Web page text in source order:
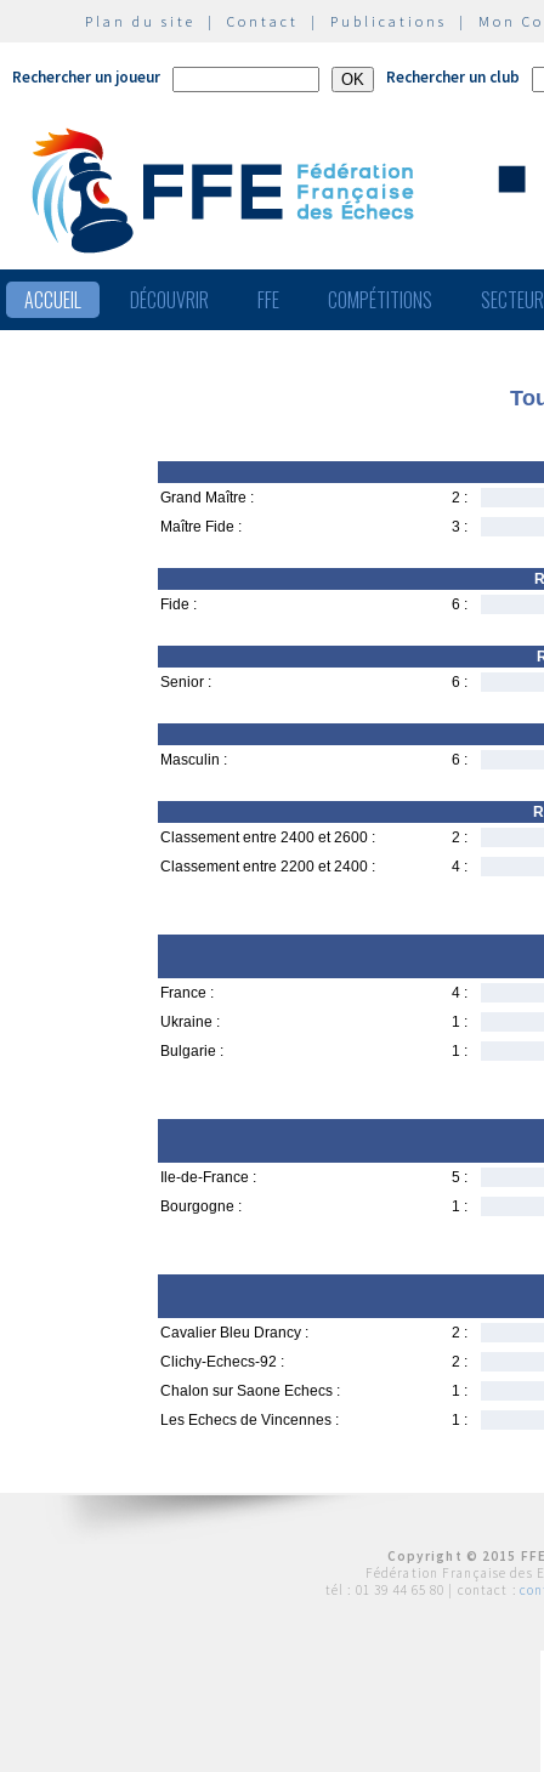
Plan du site | Contact | Publications | Mon
Rechercher un joueur Rechercher un club
ACCUEIL DÉCOUVRIR FFE COMPÉTITIONS
Grand Maître :
2 :
Maître Fide :
3 :
Fide :
6 :
Senior :
6 :
Masculin : 6 :
Classement entre 2400 et 2600 :
2 :
Classement entre 2200 et 2400 :
4 :
France :
4 :
Ukraine :
1 :
Bulgarie :
1 :
Ile-de-France :
5 :
Bourgogne :
1 :
Cavalier Bleu Drancy :
2 :
Clichy-Echecs-92 :
2 :
Chalon sur Saone Echecs :
1 :
Les Echecs de Vincennes :
1 :
Copyright © 2015
Fédération Française des
tél : 01 39 44 65 80 | contact :